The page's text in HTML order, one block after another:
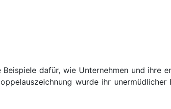
dafür, wie Unternehmen und ihre
wurde ihr